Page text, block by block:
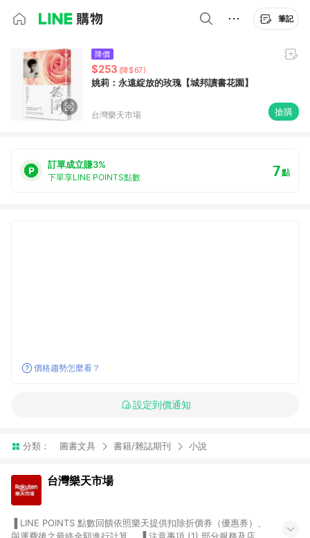
筆記
降價
$253 (降$67)
姚莉：永遠綻放的玫瑰【城邦讀書花園】
台灣樂天市場 搶購
訂單成立賺3%
下單享LINE POINTS點數 7點
價格趨勢怎麼看？
設定到價通知
分類： 圖書文具 書籍/雜誌期刊 小說
台灣樂天市場